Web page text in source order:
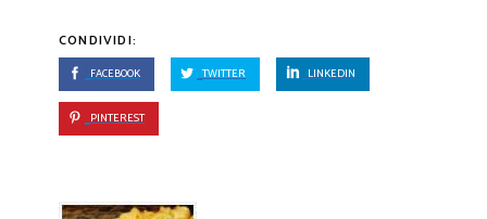
CONDIVIDI:
FACEBOOK TWITTER LINKEDIN
PINTEREST